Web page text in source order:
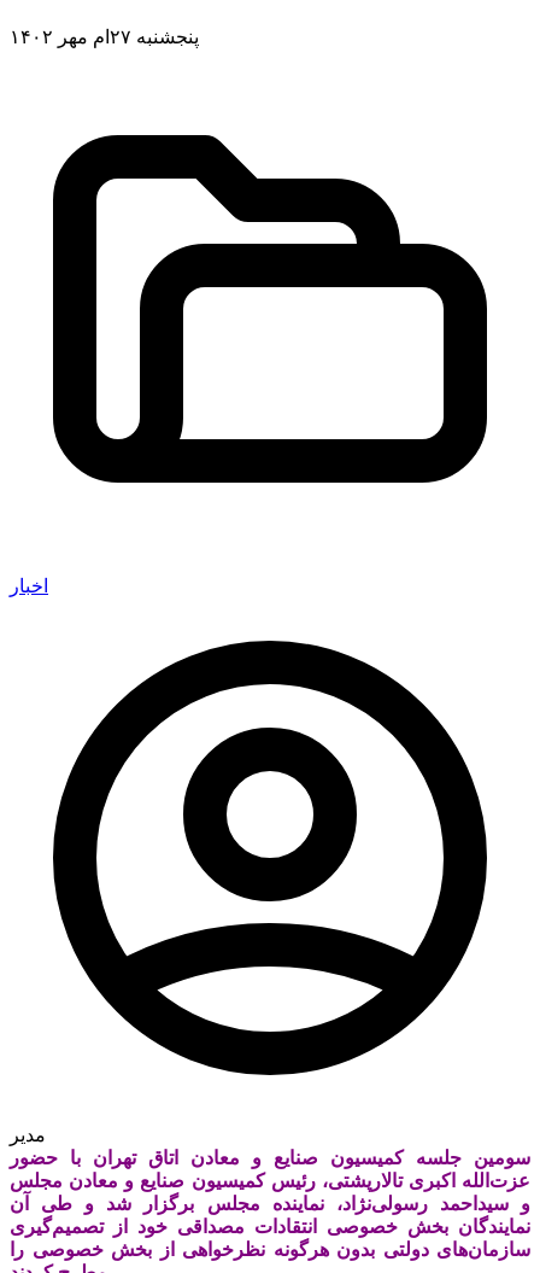
پنجشنبه ۲۷ام مهر ۱۴۰۲
اخبار
مدیر
سومین جلسه کمیسیون صنایع و معادن اتاق تهران با حضور
عزت‌الله اکبری تالارپشتی، رئیس کمیسیون صنایع و معادن مجلس
و سیداحمد رسولی‌نژاد، نماینده مجلس برگزار شد و طی آن
نمایندگان بخش خصوصی انتقادات مصداقی خود از تصمیم‌گیری
سازمان‌های دولتی بدون هرگونه نظرخواهی از بخش خصوصی را